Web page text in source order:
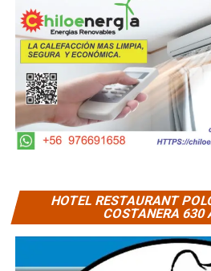
HOTEL RESTAURANT
COSTANERA 630